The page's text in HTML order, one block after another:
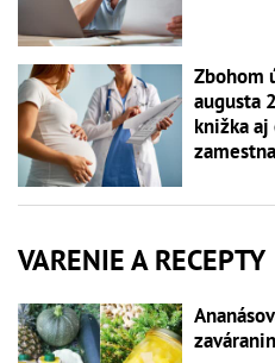
Zbohom
augusta
knižka aj
VARENIE A RECEPTY